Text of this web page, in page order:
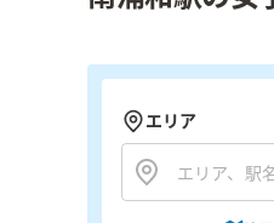
エリア